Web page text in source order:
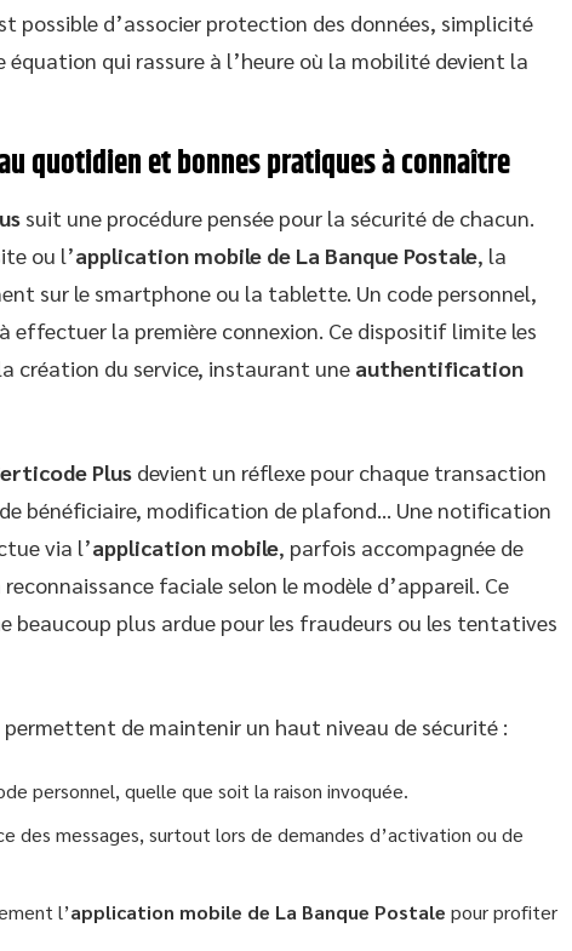
possible d’associer protection des données, simplicité
qui rassure à l’heure où la mobilité devient la
quotidien et bonnes pratiques à connaître
suit une procédure pensée pour la sécurité de chacun.
ou l’application mobile de La Banque Postale, la
sur le smartphone ou la tablette. Un code personnel,
effectuer la première connexion. Ce dispositif limite les
création du service, instaurant une authentification
Plus devient un réflexe pour chaque transaction
bénéficiaire, modification de plafond… Une notification
via l’application mobile, parfois accompagnée de
reconnaissance faciale selon le modèle d’appareil. Ce
beaucoup plus ardue pour les fraudeurs ou les tentatives
de maintenir un haut niveau de sécurité :
personnel, quelle que soit la raison invoquée.
des messages, surtout lors de demandes d’activation ou de
l’application mobile de La Banque Postale pour profiter